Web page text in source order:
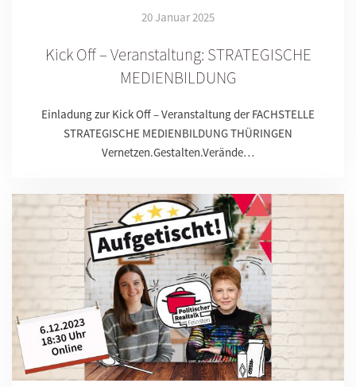
20 Januar 2025
Kick Off – Veranstaltung: STRATEGISCHE
MEDIENBILDUNG
Einladung zur Kick Off – Veranstaltung der FACHSTELLE
STRATEGISCHE MEDIENBILDUNG THÜRINGEN
Vernetzen.Gestalten.Verände…